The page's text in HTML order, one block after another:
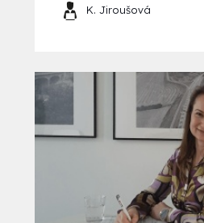
K. Jiroušová